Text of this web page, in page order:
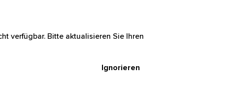
verfügbar. Bitte aktualisieren Sie Ihren
Ignorieren